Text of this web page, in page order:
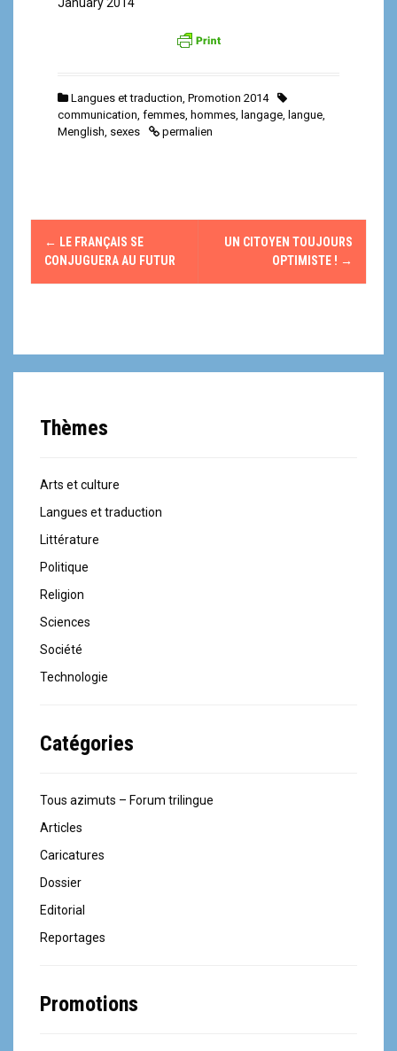
Langues et traduction Promotion 2014
communication femmes hommes langage langue
Menglish sexes permalien
N
g
o
n
d
e
c
e
← LE FRANÇAIS SE
CONJUGUERA AU FUTUR
UN CITOYEN TOUJOURS
OPTIMISTE ! →
Thèmes
Arts et culture
Langues et traduction
Littérature
Politique
Religion
Sciences
Société
Technologie
Catégories
Tous azimuts – Forum trilingue
Articles
Caricatures
Dossier
Editorial
Reportages
Promotions